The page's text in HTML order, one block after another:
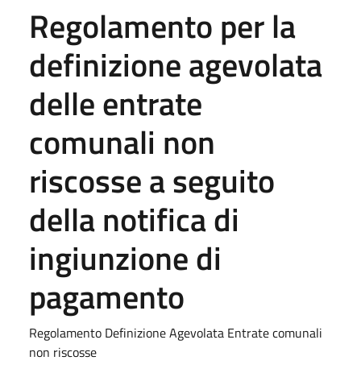
Regolamento per la
definizione agevolata
delle entrate
comunali non
riscosse a seguito
della notifica di
ingiunzione di
pagamento
Regolamento Definizione Agevolata Entrate comunali
non riscosse